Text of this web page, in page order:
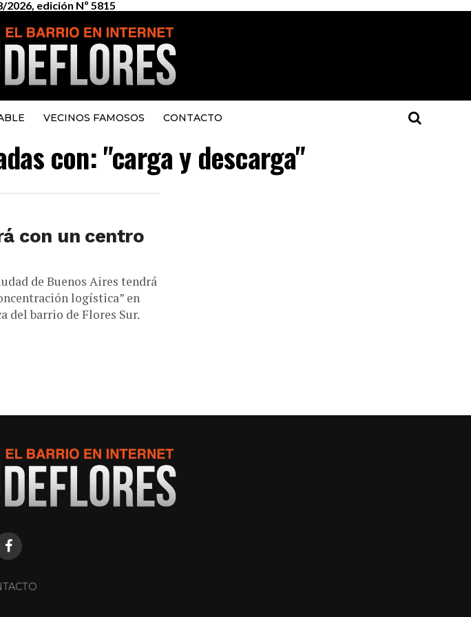
2026, edición Nº 5815
VECINOS FAMOSOS CONTACTO
con: "carga y descarga"
con un centro
de Buenos Aires tendrá
logística” en
del barrio de Flores Sur.